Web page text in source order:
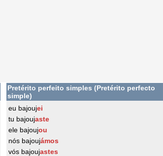
Pretérito perfeito simples (Pretérito perfecto
simple)
eu bajoujei
tu bajoujaste
ele bajoujou
nós bajoujámos
vós bajoujastes